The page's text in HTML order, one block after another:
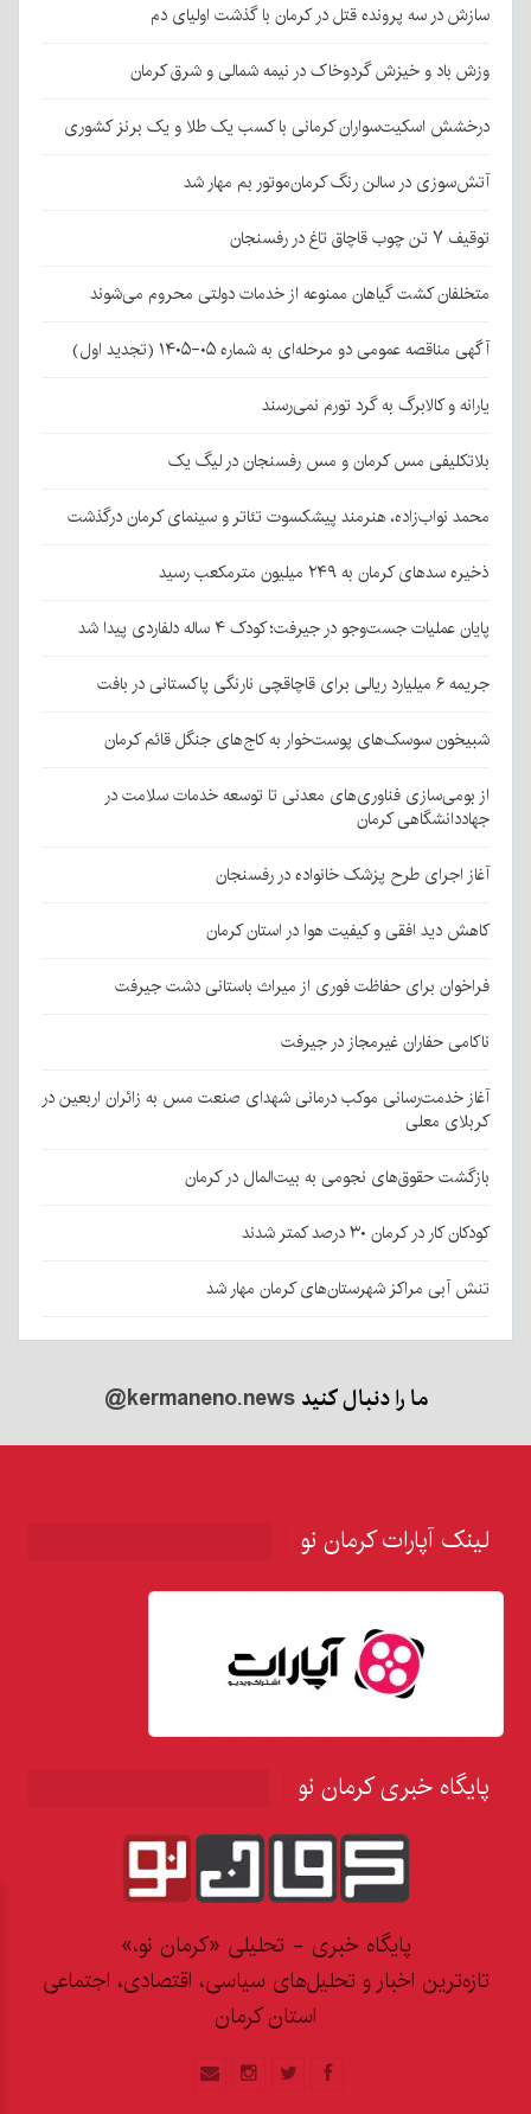
سازش در سه پرونده قتل در کرمان با گذشت اولیای دم
وزش باد و خیزش گردوخاک در نیمه شمالی و شرق کرمان
درخشش اسکیت‌سواران کرمانی با کسب یک طلا و یک برنز کشوری
آتش‌سوزی در سالن رنگ کرمان‌موتور بم مهار شد
توقیف ۷ تن چوب قاچاق تاغ در رفسنجان
متخلفان کشت گیاهان ممنوعه از خدمات دولتی محروم می‌شوند
آگهی مناقصه عمومی دو مرحله‌ای به شماره ۰۵-۱۴۰۵ (تجدید اول)
یارانه و کالابرگ به گرد تورم نمی‌رسند
بلاتکلیفی مس کرمان و مس رفسنجان در لیگ یک
محمد نواب‌زاده، هنرمند پیشکسوت تئاتر و سینمای کرمان درگذشت
ذخیره سدهای کرمان به ۲۴۹ میلیون مترمکعب رسید
پایان عملیات جست‌وجو در جیرفت؛ کودک ۴ ساله دلفاردی پیدا شد
جریمه ۶ میلیارد ریالی برای قاچاقچی نارنگی پاکستانی در بافت
شبیخون سوسک‌های پوست‌خوار به کاج‌های جنگل قائم کرمان
از بومی‌سازی فناوری‌های معدنی تا توسعه خدمات سلامت در
جهاددانشگاهی کرمان
آغاز اجرای طرح پزشک خانواده در رفسنجان
کاهش دید افقی و کیفیت هوا در استان کرمان
فراخوان برای حفاظت فوری از میراث باستانی دشت جیرفت
ناکامی حفاران غیرمجاز در جیرفت
آغاز خدمت‌رسانی موکب درمانی شهدای صنعت مس به زائران اربعین در
کربلای معلی
بازگشت حقوق‌های نجومی به بیت‌المال در کرمان
کودکان کار در کرمان ۳۰ درصد کمتر شدند
تنش آبی مراکز شهرستان‌های کرمان مهار شد
ما را دنبال کنید@kermaneno.news
لینک آپارات کرمان نو
پایگاه خبری کرمان نو
پایگاه خبری - تحلیلی «کرمان نو،»
تازه‌ترین اخبار و تحلیل‌های سیاسی، اقتصادی، اجتماعی
استان کرمان